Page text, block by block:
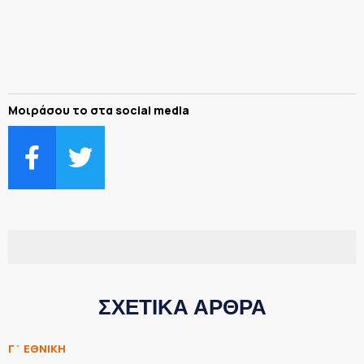
Μοιράσου το στα social media
ΣΧΕΤΙΚΑ ΑΡΘΡΑ
Γ΄ ΕΘΝΙΚΗ